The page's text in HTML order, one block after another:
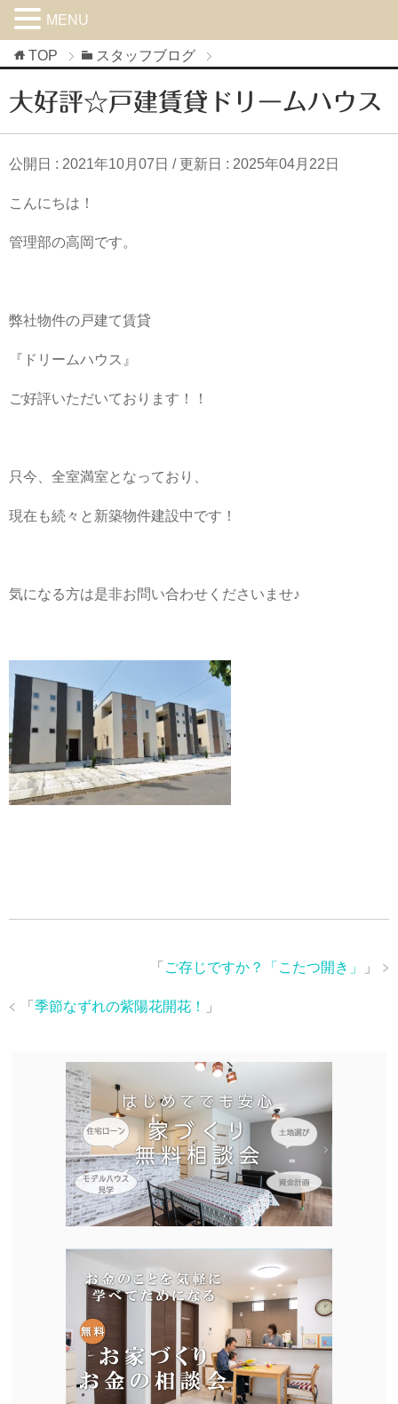
TOP スタッフブログ
大好評☆戸建賃貸ドリームハウス
公開日 : 2021年10月07日 / 更新日 : 2025年04月22日
こんにちは！
管理部の高岡です。
弊社物件の戸建て賃貸
『ドリームハウス』
ご好評いただいております！！
只今、全室満室となっており、
現在も続々と新築物件建設中です！
気になる方は是非お問い合わせくださいませ♪
「 ご存じですか？「こたつ開き」 」
「 季節なずれの紫陽花開花！ 」
MENU